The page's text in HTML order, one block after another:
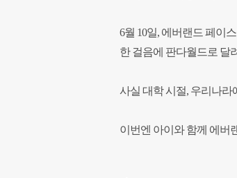
6월 10일, 에버랜드 페이
한 걸음에 판다월드로 달
사실 대학 시절, 우리나라
이번엔 아이와 함께 에버